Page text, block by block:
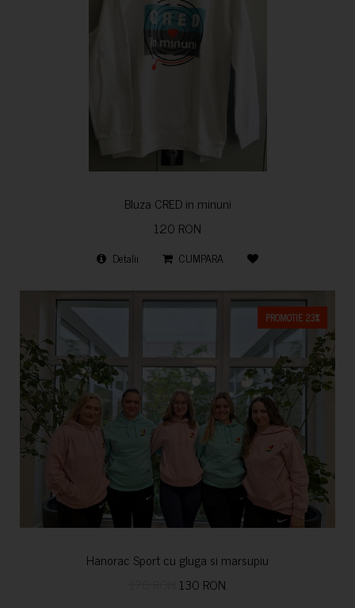
Bluza CRED in minuni
120 RON
Detalii CUMPARA
PROMOTIE 23%
Hanorac Sport cu gluga si marsupiu
130 RON